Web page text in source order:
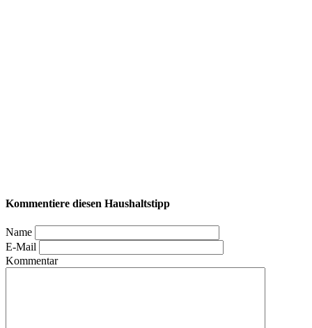
Kommentiere diesen Haushaltstipp
Name
E-Mail
Kommentar